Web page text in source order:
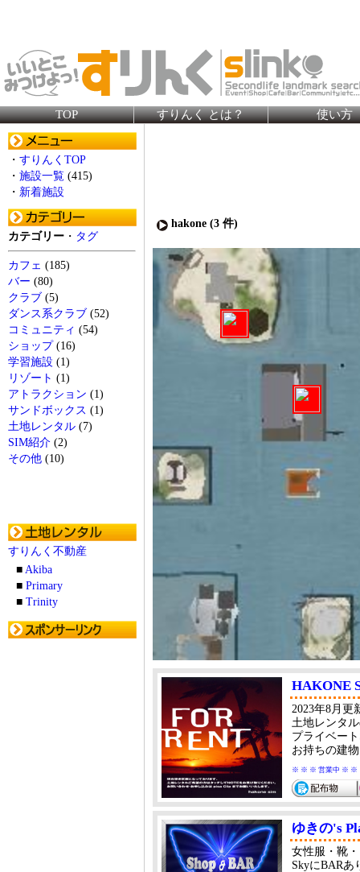
TOP すりんく とは？ 使い方
・ すりんくTOP
・ 施設一覧 (415)
・ 新着施設
カテゴリー ・ タグ
カフェ (185)
バー (80)
クラブ (5)
ダンス系クラブ (52)
コミュニティ (54)
ショップ(16)
学習施設 (1)
リゾート (1)
アトラクション (1)
サンドボックス (1)
土地レンタル (7)
SIM紹介 (2)
その他 (10)
すりんく不動産
■ Akiba
■ Primary
■ Trinity
hakone (3 件)
HAKONE
2023年8月更
土地レンタ
プライベー
お持ちの建
※ ※ ※ 営業中 ※ ※
ゆきの's
女性服・靴
SkyにBARあ